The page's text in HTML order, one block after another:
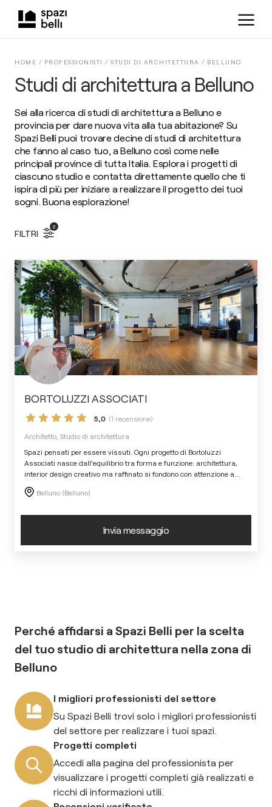
Studi di architettura a Belluno
HOME / PROFESSIONISTI / STUDI DI ARCHITETTURA / BELLUNO
Sei alla ricerca di studi di architettura a Belluno e
provincia per dare nuova vita alla tua abitazione? Su
Spazi Belli puoi trovare decine di studi di architettura
che fanno al caso tuo, a Belluno così come nelle
principali province di tutta Italia. Esplora i progetti di
ciascuno studio e contatta direttamente quello che ti
ispira di più per iniziare a realizzare il progetto dei tuoi
sogni. Buona esplorazione!
FILTRI
2
BORTOLUZZI ASSOCIATI
5,0 (1 recensione)
Architetto, Studio di architettura
Spazi pensati per essere vissuti. Ogni progetto di Bortoluzzi
Associati nasce dall'equilibrio tra forma e funzione: architettura,
interior design creativo ma raffinato si fondono con attenzione a
Belluno (Belluno)
Invia messaggio
Perché affidarsi a Spazi Belli per la scelta
del tuo studio di architettura nella zona di
Belluno
I migliori professionisti del settore
Su Spazi Belli trovi solo i migliori professionisti
del settore per realizzare i tuoi spazi.
Progetti completi
Accedi alla pagina del professionista per
visualizzare i progetti completi già realizzati e
ricchi di informazioni utili.